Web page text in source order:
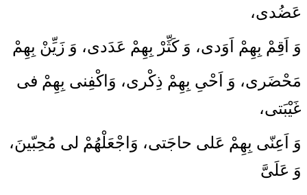
عَضُدى،
وَ اَقِمْ بِهِمْ اَوَدى، وَ كَثِّرْ بِهِمْ عَدَدى، وَ زَيِّنْ بِهِمْ
مَحْضَرى، وَ اَحْىِ بِهِمْ ذِكْرى، وَاكْفِنى بِهِمْ فى
غَيْبَتى،
وَ اَعِنّى بِهِمْ عَلى‏ حاجَتى، وَاجْعَلْهُمْ لى مُحِبّينَ،
وَ عَلَىَّ